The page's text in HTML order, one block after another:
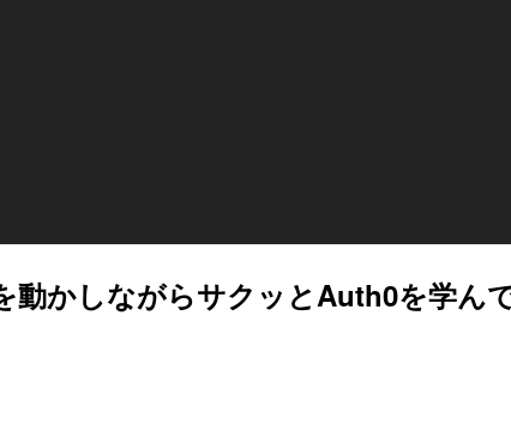
動かしながらサクッとAuth0を学ん